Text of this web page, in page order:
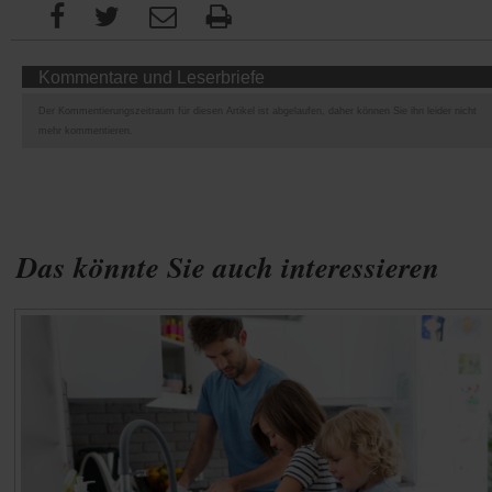
Das könnte Sie auch interessieren
Kommentare und Leserbriefe